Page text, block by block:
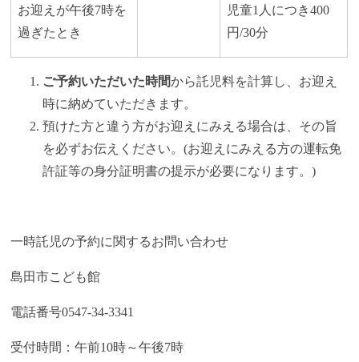
お迎えが午後7時を
過ぎたとき
児童1人につき400
円/30分
ご予約いただいた時間から託児料を計算し、お迎え
時に納めていただきます。
預けた方と違う方がお迎えにみえる場合は、その旨
を必ずお伝えください。(お迎えにみえる方の運転免
許証等の身分証明書の提示が必要になります。)
一時託児の予約に関するお問い合わせ
島田市こども館
電話番号0547-34-3341
受付時間：午前10時～午後7時